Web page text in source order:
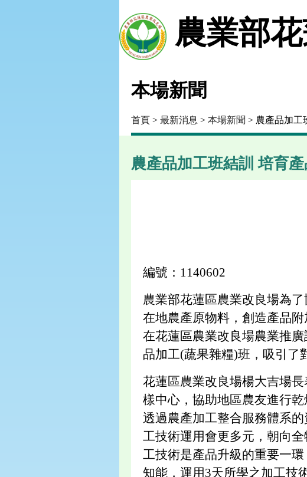
農業部
本場新聞
首頁 > 最新消息 > 本場新聞 > 農產品加工
農產品加工班結訓 培育
編號：1140602
農業部花蓮區農業改良場為
在地農產原物料，創造產品
在花蓮區農業改良場農業推
品加工(蔬果雜糧)班，吸引了
花蓮區農業改良場楊大吉場
樣中心，協助地區農友進行
透過農產加工整合服務體系
工技術運用會更多元，朝向
工技術是產品升級的重要一
知能，運用3天所學之加工技